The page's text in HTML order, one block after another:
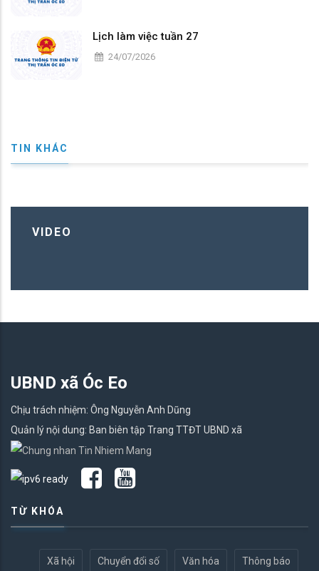
Lịch làm việc tuần 27
24/07/2026
TIN KHÁC
VIDEO
UBND xã Óc Eo
Chịu trách nhiệm: Ông Nguyễn Anh Dũng
Quản lý nội dung: Ban biên tập Trang TTĐT UBND xã
TỪ KHÓA
Xã hội Chuyển đổi số Văn hóa Thông báo